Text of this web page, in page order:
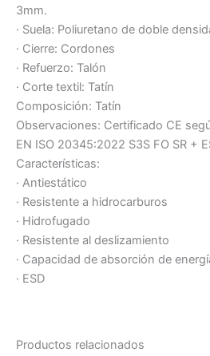
3mm.
· Suela: Poliuretano de doble
· Cierre: Cordones
· Refuerzo: Talón
· Corte textil: Tatín
Composición: Tatín
Observaciones: Certificado CE
EN ISO 20345:2022 S3S FO SR +
Características:
· Antiestático
· Resistente a hidrocarburos
· Hidrofugado
· Resistente al deslizamiento
· Capacidad de absorción de
· ESD
Productos relacionados